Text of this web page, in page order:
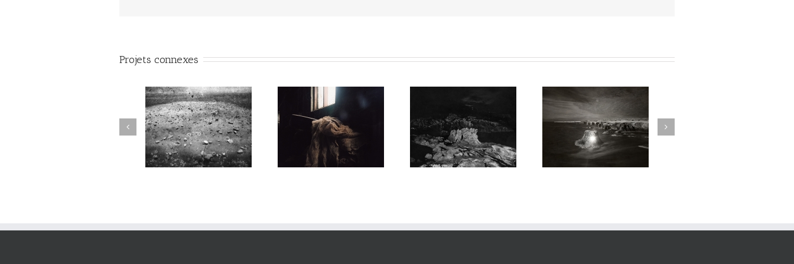
Projets connexes
Sortilège #033 Sortilège #032 Sortilege #031 sortilege#030